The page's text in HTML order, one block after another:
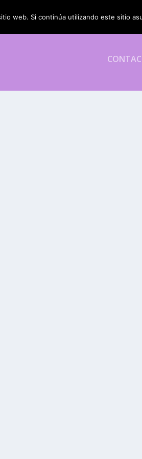
web. Si continúa utilizando este sitio